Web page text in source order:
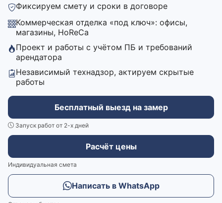
Фиксируем смету и сроки в договоре
Коммерческая отделка «под ключ»: офисы,
магазины, HoReCa
Проект и работы с учётом ПБ и требований
арендатора
Независимый технадзор, актируем скрытые
работы
Бесплатный выезд на замер
Запуск работ от 2-х дней
Расчёт цены
Индивидуальная смета
Написать в WhatsApp